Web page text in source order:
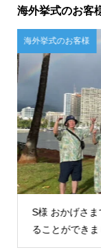
海外挙式のお客
をあげ
U様
試着で
ご自宅試